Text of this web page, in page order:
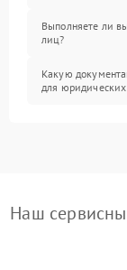
Выполняете ли
лиц?
Какую
для
Наш